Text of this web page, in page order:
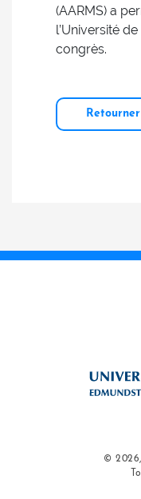
(AARMS) a
l’Université
congrès.
©